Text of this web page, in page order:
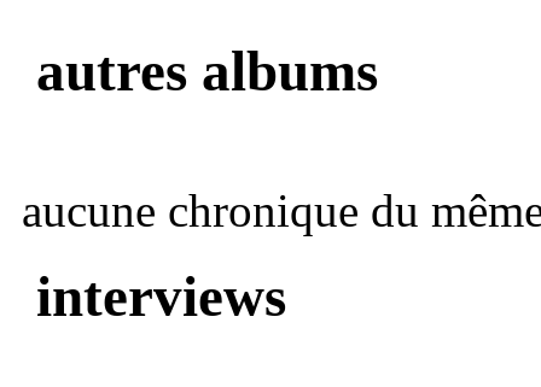
autres albums
aucune chronique du
interviews